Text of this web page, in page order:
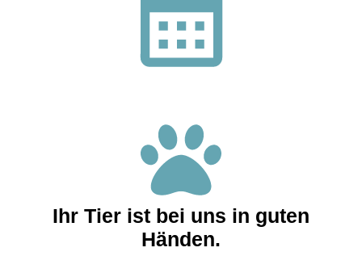
Ihr Tier ist bei uns in guten
Händen.